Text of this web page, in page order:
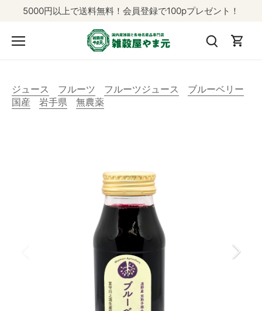
5000円以上で送料無料！会員登録で100pプレゼント！
ジュース フルーツ フルーツジュース
ブルーベリー
国産
岩手県 無農薬